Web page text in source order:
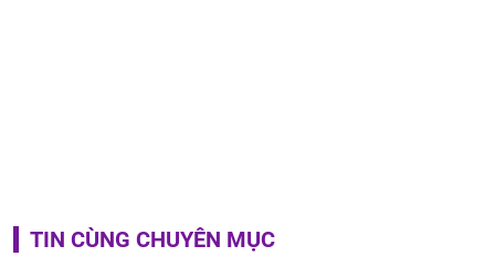
TIN CÙNG CHUYÊN MỤC